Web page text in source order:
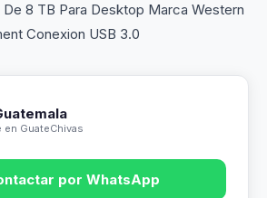
8 TB Para Desktop Marca Western
Conexion USB 3.0
en GuateChivas
por WhatsApp